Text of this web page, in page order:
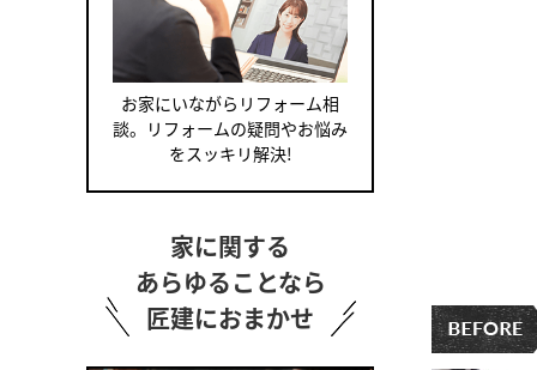
お家にいながらリフォーム相
談。リフォームの疑問やお悩み
をスッキリ解決!
家に関する
あらゆることなら
匠建におまかせ